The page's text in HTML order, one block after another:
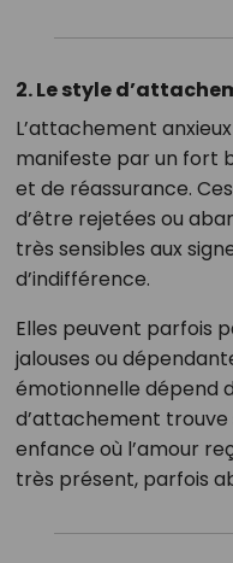
2. Le style
L’attachement
manifeste par un fort
et de réassurance.
d’être rejetées ou
très sensibles aux
d’indifférence.
Elles peuvent parfois
jalouses ou
émotionnelle dépend
d’attachement trouve
enfance où l’amour
très présent, parfois